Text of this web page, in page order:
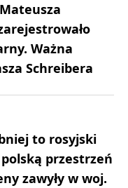
Ważna
Schreibera
to rosyjski
przestrzeń
zawyły w woj.